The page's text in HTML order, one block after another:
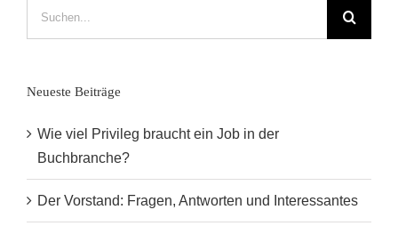
Neueste Beiträge
Wie viel Privileg braucht ein Job in der
Buchbranche?
Der Vorstand: Fragen, Antworten und Interessantes